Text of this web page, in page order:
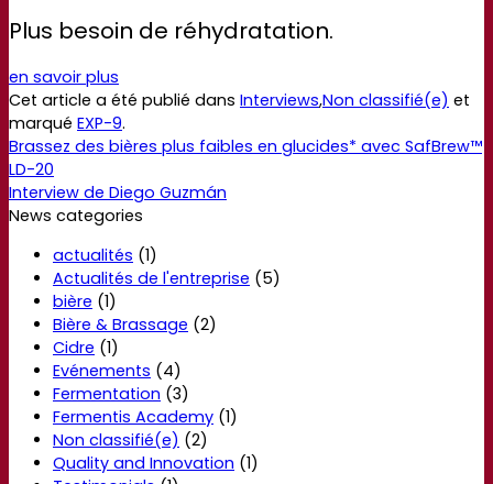
Plus besoin de réhydratation.
en savoir plus
Cet article a été publié dans Interviews,Non classifié(e) et
marqué EXP-9.
Brassez des bières plus faibles en glucides* avec SafBrew™
LD-20
Interview de Diego Guzmán
News categories
actualités (1)
Actualités de l'entreprise (5)
bière (1)
Bière & Brassage (2)
Cidre (1)
Evénements (4)
Fermentation (3)
Fermentis Academy (1)
Non classifié(e) (2)
Quality and Innovation (1)